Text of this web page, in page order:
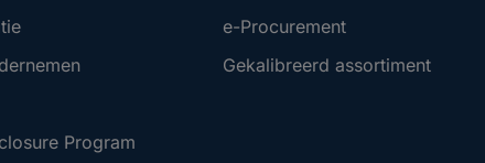
Program
e-Procurement
Gekalibreerd assortiment